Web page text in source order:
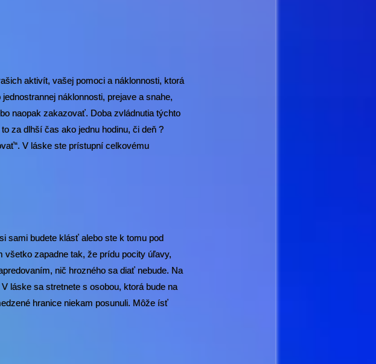
aktivít, vašej pomoci a náklonnosti, ktorá
náklonnosti, prejave a snahe,
naopak zakazovať. Doba zvládnutia týchto
za dlhší čas ako jednu hodinu, či deň ?
V láske ste prístupní celkovému
sami budete klásť alebo ste k tomu pod
zapadne tak, že prídu pocity úľavy,
nič hrozného sa diať nebude. Na
láske sa stretnete s osobou, ktorá bude na
hranice niekam posunuli. Môže ísť